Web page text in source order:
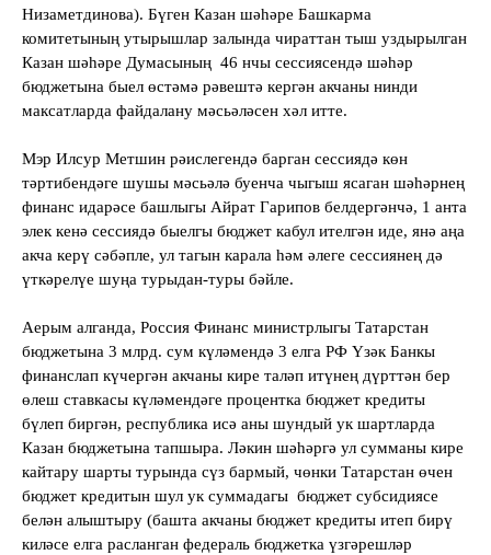
Низаметдинова). Бүген Казан шәһәре Башкарма
комитетының утырышлар залында чираттан тыш уздырылган
Казан шәһәре Думасының 46 нчы сессиясендә шәһәр
бюджетына быел өстәмә рәвештә кергән акчаны нинди
максатларда файдалану мәсьәләсен хәл итте.
Мэр Илсур Метшин рәислегендә барган сессиядә көн
тәртибендәге шушы мәсьәлә буенча чыгыш ясаган шәһәрнең
финанс идарәсе башлыгы Айрат Гарипов белдергәнчә, 1 анта
элек кенә сессиядә быелгы бюджет кабул ителгән иде, янә аңа
акча керү сәбәпле, ул тагын карала һәм әлеге сессиянең дә
үткәрелүе шуңа турыдан-туры бәйле.
Аерым алганда, Россия Финанс министрлыгы Татарстан
бюджетына 3 млрд. сум күләмендә 3 елга РФ Үзәк Банкы
финанслап күчергән акчаны кире таләп итүнең дүрттән бер
өлеш ставкасы күләмендәге процентка бюджет кредиты
бүлеп биргән, республика исә аны шундый ук шартларда
Казан бюджетына тапшыра. Ләкин шәһәргә ул сумманы кире
кайтару шарты турында сүз бармый, чөнки Татарстан өчен
бюджет кредитын шул ук суммадагы бюджет субсидиясе
белән алыштыру (башта акчаны бюджет кредиты итеп бирү
киләсе елга расланган федераль бюджетка үзгәрешләр